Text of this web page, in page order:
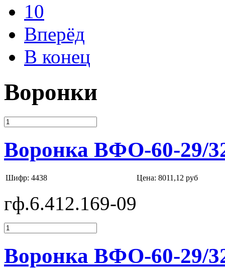
10
Вперёд
В конец
Воронки
Воронка ВФО-60-29/
Шифр: 4438 Цена: 8011,12 руб
гф.6.412.169-09
Воронка ВФО-60-29/